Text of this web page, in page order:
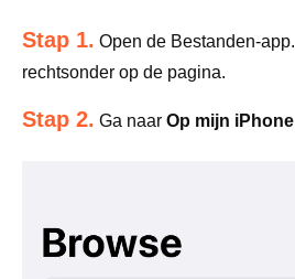
Stap 1. Open de Bestanden-
rechtsonder op de pagina.
Stap 2. Ga naar Op mijn